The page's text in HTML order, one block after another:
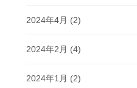
2024年4月 (2)
2024年2月 (4)
2024年1月 (2)